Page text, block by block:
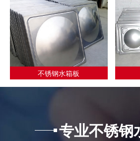
不锈钢水箱板
专业不锈钢